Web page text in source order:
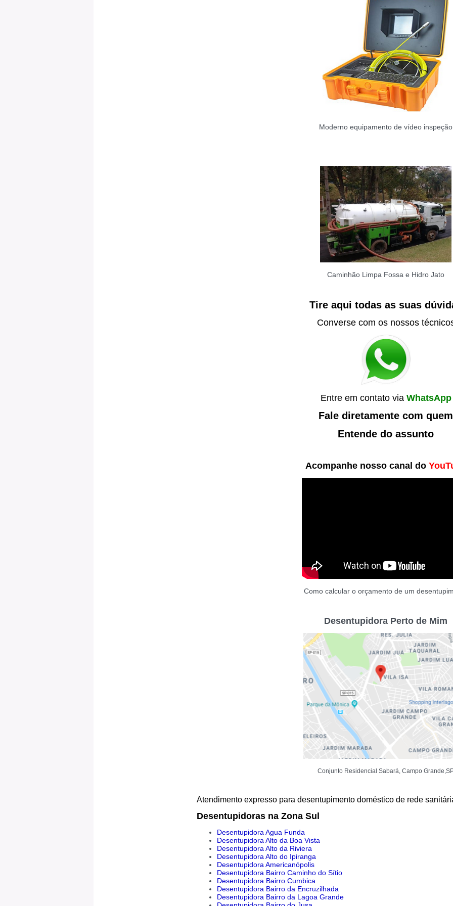
Moderno equipamento de vídeo inspeção
Caminhão Limpa Fossa e Hidro Jato
Tire aqui todas as suas
Converse com os nossos
Entre em contato via WhatsApp
Fale diretamente com quem
Entende do assunto
Acompanhe nosso canal do
Como calcular o orçamento de um
Desentupidora Perto de Mim
Conjunto Residencial Sabará, Campo
Atendimento expresso para desentupimento doméstico de rede
Desentupidoras na Zona Sul
Desentupidora Agua Funda
Desentupidora Alto da Boa Vista
Desentupidora Alto da Riviera
Desentupidora Alto do Ipiranga
Desentupidora Americanópolis
Desentupidora Bairro Caminho do Sítio
Desentupidora Bairro Cumbica
Desentupidora Bairro da Encruzilhada
Desentupidora Bairro da Lagoa Grande